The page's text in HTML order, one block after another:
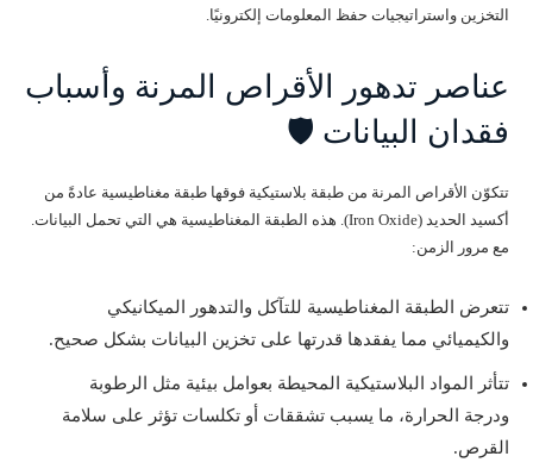
التخزين واستراتيجيات حفظ المعلومات إلكترونيًا.
عناصر تدهور الأقراص المرنة وأسباب
فقدان البيانات 🛡️
تتكوّن الأقراص المرنة من طبقة بلاستيكية فوقها طبقة مغناطيسية عادةً من
أكسيد الحديد (Iron Oxide). هذه الطبقة المغناطيسية هي التي تحمل البيانات.
مع مرور الزمن:
تتعرض الطبقة المغناطيسية للتآكل والتدهور الميكانيكي
والكيميائي مما يفقدها قدرتها على تخزين البيانات بشكل صحيح.
تتأثر المواد البلاستيكية المحيطة بعوامل بيئية مثل الرطوبة
ودرجة الحرارة، ما يسبب تشققات أو تكلسات تؤثر على سلامة
القرص.